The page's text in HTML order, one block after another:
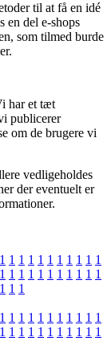
til at få en idé
en del e-shops
som tilmed burde
har et tæt
publicerer
om de brugere vi
vedligeholdes
der eventuelt er
1 1 1 1 1 1 1 1 1 1 1
1 1 1 1 1 1 1 1 1 1 1
1 1 1
1 1 1 1 1 1 1 1 1 1 1
1 1 1 1 1 1 1 1 1 1 1